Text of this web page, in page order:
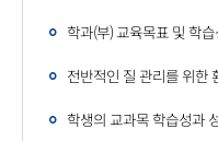
학과(부) 교육목표 및 학
전반적인 질 관리를 위한
학생의 교과목 학습성과